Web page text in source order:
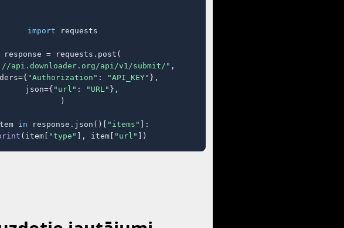
import requests
response = requests.post(
api.downloader.org/api/v1/submit/" ,
"Authorization" : "API_KEY" },
    json={
"url" : "URL" },
)
in response.json()[ "items" ]:
(item[ "type" ], item[ "url" ])